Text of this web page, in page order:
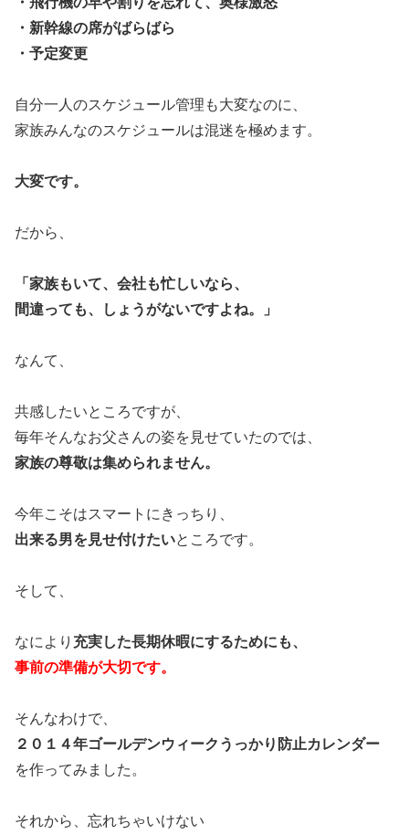
・新幹線の席がばらばら
・予定変更
自分一人のスケジュール管理も大変なのに、
家族みんなのスケジュールは混迷を極めます。
大変です。
だから、
「家族もいて、会社も忙しいなら、
間違っても、しょうがないですよね。」
なんて、
共感したいところですが、
毎年そんなお父さんの姿を見せていたのでは、
家族の尊敬は集められません。
今年こそはスマートにきっちり、
出来る男を見せ付けたいところです。
そして、
なにより 充実した長期休暇にするためにも、
事前の準備が大切です。
そんなわけで、
２０１４年ゴールデンウィークうっかり防止カレンダー
を作ってみました。
それから、忘れちゃいけない